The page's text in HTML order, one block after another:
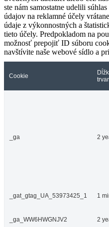
ste nám samostatne udelili
údajov na reklamné účely
údaje z výkonnostných a
tieto účely. Predpokladom na
možnosť prepojiť ID súboru
navštívite naše webové sídlo a
Cookie
_ga 2
_gat_gtag_UA_53973425_1 1
_ga_WW6HWGNJV2 2